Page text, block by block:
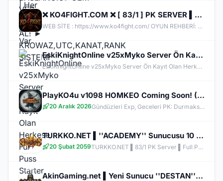
❌ KO4FIGHT.COM ❌ [ 83/1 ] PK SERVER ▌FULL ITEM BAŞLANGIÇ 23 ŞUBAT 2026
WEB SİTE : https://www.ko4fight.com/ OYUN REHBERİ: https://www.ko4fight.com/ OYUNU İNDİR: https://www.ko4fight.com/downloads
EskiKnightOnline v25xMyko Server Ön Kayıt Olan Herkese Ful Puss Starter Paket Hediye 08 Mayıs 22:00!
EskiKnightOnline v25xMyko Server Ön Kayıt Olan Herkese Ful Puss Starter Paket Hediye 08 Mayıs 22:00!
PlayKO4u v1098 HOMKEO Coming Soon! ( Starter Paket Hediyeli ) !
20 Aralık 2026 Gündüzleri Exp, Geceleri PK: Durmaksızın Savaşmaya Hazır Mısın? PlayKO4u 8 Mayıs 22:00'da Sizlerle!
TURKKO.NET ▌''ACADEMY'' Sunucusu 10 TEMMUZ Time 22:00 ▌Ücretsiz Full Pus Başlangıç ▌83/5 PK Server
20 Şubat 2059 TURKKO.NET ▌83/1 PK Server ▌Full Pus Başlangıç ▌x64 Bit Client dx11 ▌ 2009'dan Bu Yana Aynı Heyecan!
AkinGaming.net ▌Yeni Sunucu ''DESTAN'' 22 Mayıs Offi̇ci̇al Time 22:00 ▌2.000.000 TL Ödül Havuzu▌Myko